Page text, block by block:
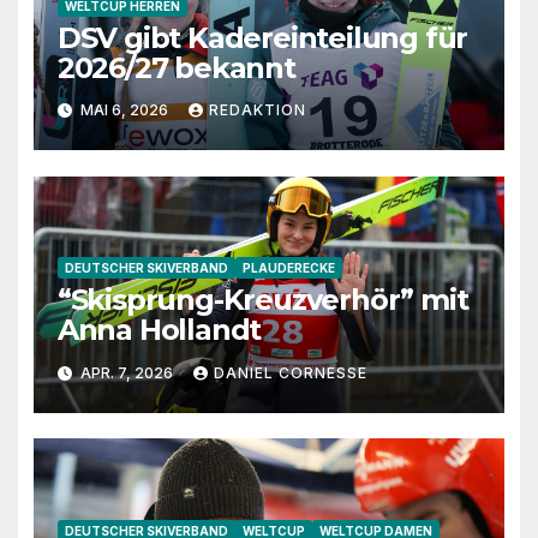
WELTCUP HERREN
DSV gibt Kadereinteilung für
2026/27 bekannt
MAI 6, 2026 REDAKTION
DEUTSCHER SKIVERBAND PLAUDERECKE
“Skisprung-Kreuzverhör” mit
Anna Hollandt
APR. 7, 2026 DANIEL CORNESSE
DEUTSCHER SKIVERBAND WELTCUP WELTCUP DAMEN